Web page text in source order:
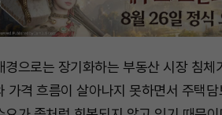
경으로는 장기화하는 부동산 시장 침체
가격 흐름이 살아나지 못하면서 주택담